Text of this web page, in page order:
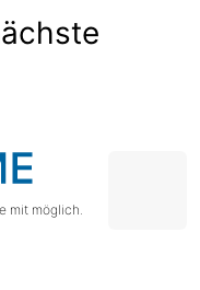
mit möglich.